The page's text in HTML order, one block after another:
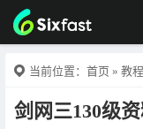
当前位置： 首页 » 教程
剑网三130级